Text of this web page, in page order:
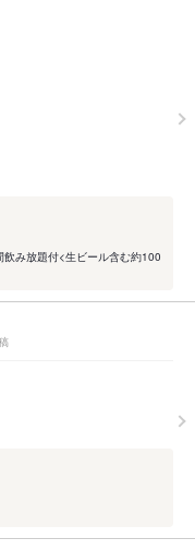
み放題付<生ビール含む約100